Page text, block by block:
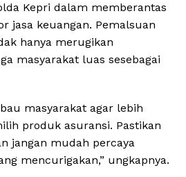
Kepri dalam memberantas
jasa keuangan. Pemalsuan
hanya merugikan
masyarakat luas sesebagai
masyarakat agar lebih
produk asuransi. Pastikan
jangan mudah percaya
mencurigakan,” ungkapnya.